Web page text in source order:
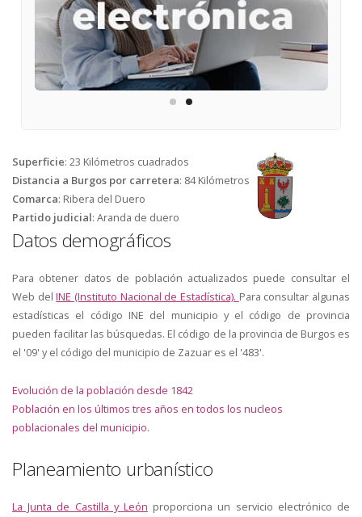
Superficie: 23 Kilómetros cuadrados
Distancia a Burgos por carretera: 84 Kilómetros
Comarca: Ribera del Duero
Partido judicial: Aranda de duero
Datos demográficos
Para obtener datos de población actualizados puede consultar el
Web delINE (Instituto Nacional de Estadística). Para consultar algunas
estadísticas el código INE del municipio y el código de provincia
pueden facilitar las búsquedas. El código de la provincia de Burgos es
el '09' y el código del municipio de Zazuar es el '483'.
Evolución de la población desde 1842
Población en los últimos tres años en todos los nucleos
poblacionales del municipio.
Planeamiento urbanístico
La Junta de Castilla y León proporciona un servicio electrónico de